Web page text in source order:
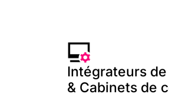
Intégrateurs
& Cabinets de